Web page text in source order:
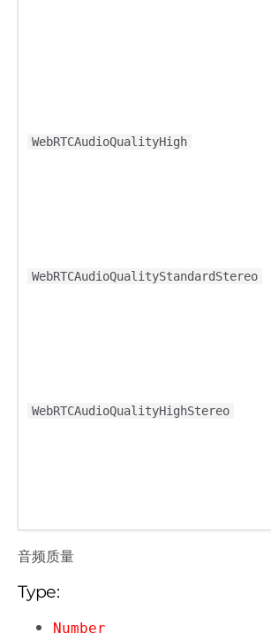
WebRTCAudioQualityHigh
WebRTCAudioQualityStandardStereo
WebRTCAudioQualityHighStereo
音频质量
Type:
Number